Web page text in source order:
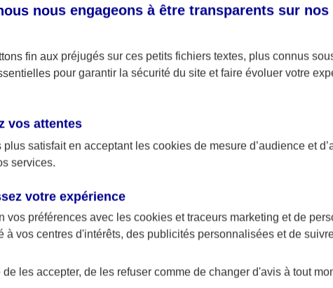
€
assurances
Réserves
nous engageons à être transparents sur
fin aux préjugés sur ces petits fichiers textes, plus connus
pour garantir la sécurité du site et faire évoluer votre
vos attentes
plus satisfait en acceptant les cookies de mesure d’audience et
services.
votre expérience
vos préférences avec les cookies et traceurs marketing et de
à vos centres d'intérêts, des publicités personnalisées et de
les accepter, de les refuser comme de changer d'avis à tout